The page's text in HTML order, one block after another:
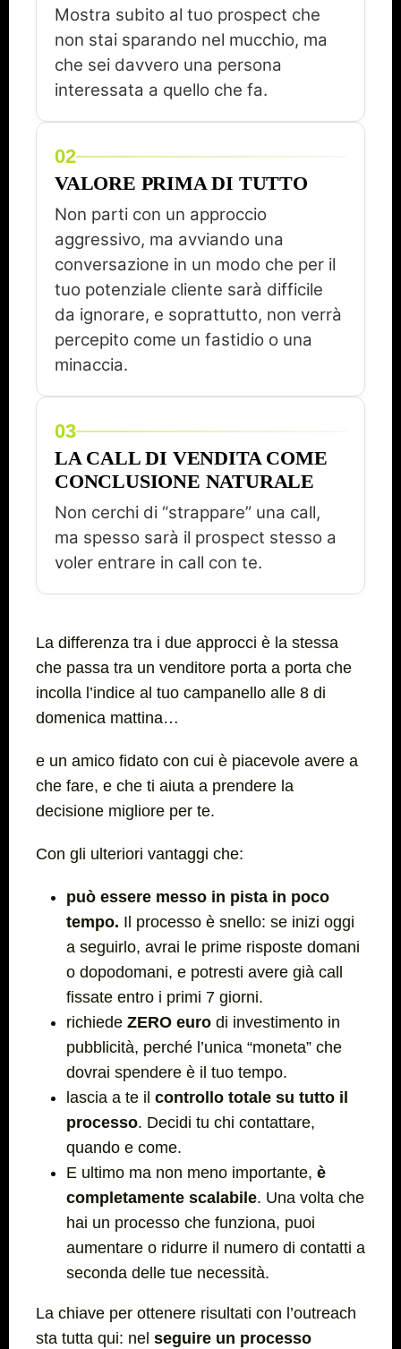
Mostra subito al tuo prospect che
non stai sparando nel mucchio, ma
che sei davvero una persona
interessata a quello che fa.
02
VALORE PRIMA DI TUTTO
Non parti con un approccio
aggressivo, ma avviando una
conversazione in un modo che per il
tuo potenziale cliente sarà difficile
da ignorare, e soprattutto, non verrà
percepito come un fastidio o una
minaccia.
03
LA CALL DI VENDITA COME
CONCLUSIONE NATURALE
Non cerchi di “strappare” una call,
ma spesso sarà il prospect stesso a
voler entrare in call con te.
La differenza tra i due approcci è la stessa
che passa tra un venditore porta a porta che
incolla l’indice al tuo campanello alle 8 di
domenica mattina…
e un amico fidato con cui è piacevole avere a
che fare, e che ti aiuta a prendere la
decisione migliore per te.
Con gli ulteriori vantaggi che:
può essere messo in pista in poco
tempo. Il processo è snello: se inizi oggi
a seguirlo, avrai le prime risposte domani
o dopodomani, e potresti avere già call
fissate entro i primi 7 giorni.
richiede ZERO euro di investimento in
pubblicità, perché l’unica “moneta” che
dovrai spendere è il tuo tempo.
lascia a te il controllo totale su tutto il
processo. Decidi tu chi contattare,
quando e come.
E ultimo ma non meno importante, è
completamente scalabile. Una volta che
hai un processo che funziona, puoi
aumentare o ridurre il numero di contatti a
seconda delle tue necessità.
La chiave per ottenere risultati con l’outreach
sta tutta qui: nel seguire un processo